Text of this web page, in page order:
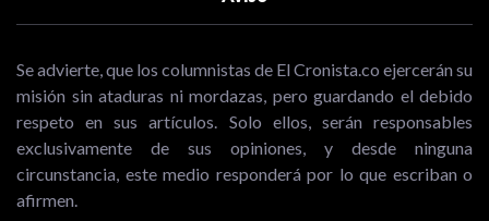
Se advierte, que los columnistas de El Cronista.co ejercerán su
misión sin ataduras ni mordazas, pero guardando el debido
respeto en sus artículos. Solo ellos, serán responsables
exclusivamente de sus opiniones, y desde ninguna
circunstancia, este medio responderá por lo que escriban o
afirmen.